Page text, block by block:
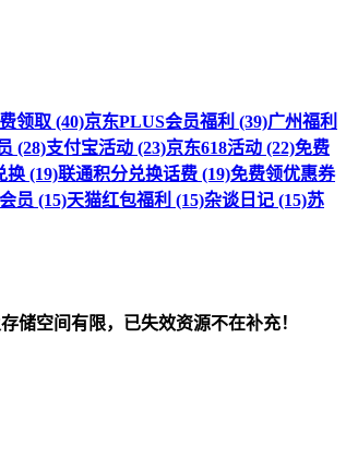
领取 (40)京东PLUS会员福利 (39)广州福利
(28)支付宝活动 (23)京东618活动 (22)免费
换 (19)联通积分兑换话费 (19)免费领优惠券
员 (15)天猫红包福利 (15)杂谈日记 (15)苏
储空间有限，已失效资源不在补充！